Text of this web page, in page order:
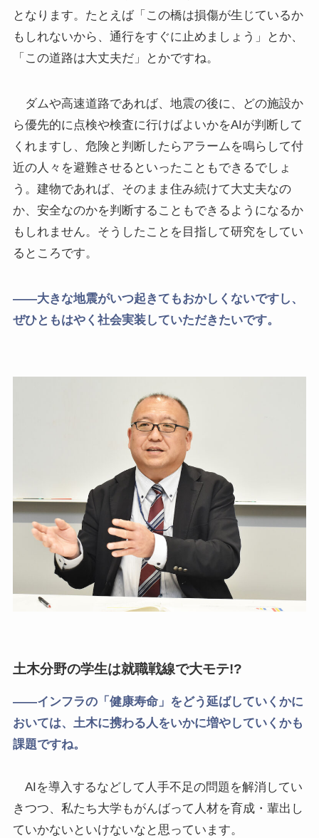
となります。たとえば「この橋は損傷が生じているか
もしれないから、通行をすぐに止めましょう」とか、
「この道路は大丈夫だ」とかですね。
ダムや高速道路であれば、地震の後に、どの施設か
ら優先的に点検や検査に行けばよいかをAIが判断して
くれますし、危険と判断したらアラームを鳴らして付
近の人々を避難させるといったこともできるでしょ
う。建物であれば、そのまま住み続けて大丈夫なの
か、安全なのかを判断することもできるようになるか
もしれません。そうしたことを目指して研究をしてい
るところです。
――大きな地震がいつ起きてもおかしくないですし、
ぜひともはやく社会実装していただきたいです。
土木分野の学生は就職戦線で大モテ!?
――インフラの「健康寿命」をどう延ばしていくかに
おいては、土木に携わる人をいかに増やしていくかも
課題ですね。
AIを導入するなどして人手不足の問題を解消してい
きつつ、私たち大学もがんばって人材を育成・輩出し
ていかないといけないなと思っています。